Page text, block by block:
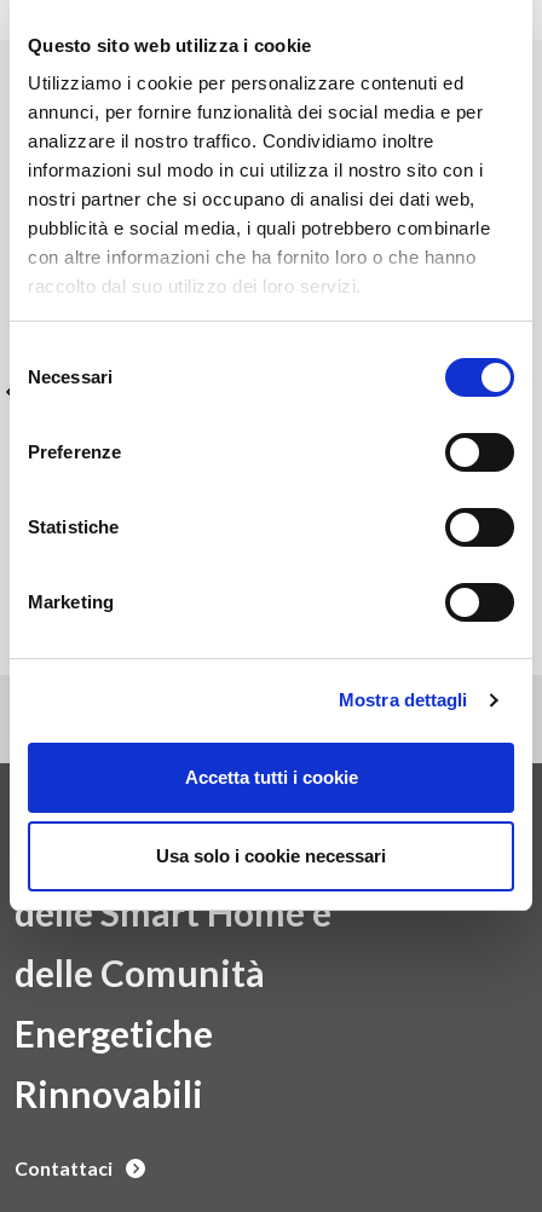
Questo sito web utilizza i cookie
Utilizziamo i cookie per personalizzare contenuti ed
annunci, per fornire funzionalità dei social media e per
analizzare il nostro traffico. Condividiamo inoltre
informazioni sul modo in cui utilizza il nostro sito con i
nostri partner che si occupano di analisi dei dati web,
pubblicità e social media, i quali potrebbero combinarle
con altre informazioni che ha fornito loro o che hanno
raccolto dal suo utilizzo dei loro servizi.
delNecessari
Preferenze
Statistiche
Marketing
Mostra dettagli
Accetta tutti i cookie
Usa solo i cookie necessari
Una gestione migliore dell'energia prodotta dal tuo
Entra ora nel mondo
delle Smart Home e
delle Comunità
Energetiche
Rinnovabili
Contattaci